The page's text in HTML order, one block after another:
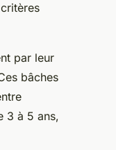
par leur
bâches
3 à 5 ans,